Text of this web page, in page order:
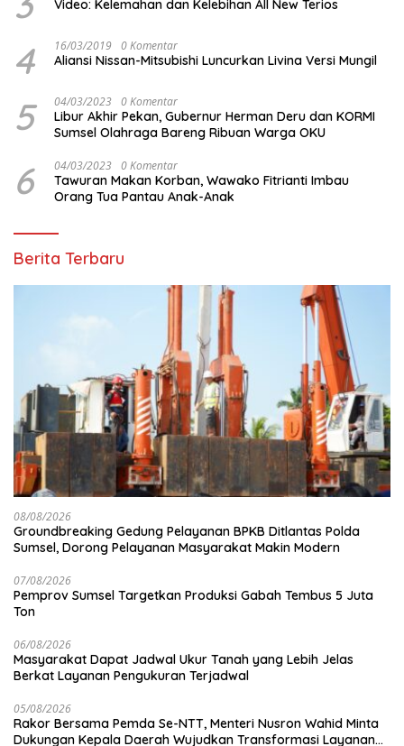
Video: Kelemahan dan Kelebihan All New Terios
4 16/03/2019 0 Komentar
Aliansi Nissan-Mitsubishi Luncurkan Livina Versi Mungil
5 04/03/2023 0 Komentar
Libur Akhir Pekan, Gubernur Herman Deru dan KORMI
Sumsel Olahraga Bareng Ribuan Warga OKU
6 04/03/2023 0 Komentar
Tawuran Makan Korban, Wawako Fitrianti Imbau
Orang Tua Pantau Anak-Anak
Berita Terbaru
08/08/2026
Groundbreaking Gedung Pelayanan BPKB Ditlantas Polda
Sumsel, Dorong Pelayanan Masyarakat Makin Modern
07/08/2026
Pemprov Sumsel Targetkan Produksi Gabah Tembus 5 Juta
Ton
06/08/2026
Masyarakat Dapat Jadwal Ukur Tanah yang Lebih Jelas
Berkat Layanan Pengukuran Terjadwal
05/08/2026
Rakor Bersama Pemda Se-NTT, Menteri Nusron Wahid Minta
Dukungan Kepala Daerah Wujudkan Transformasi Layanan